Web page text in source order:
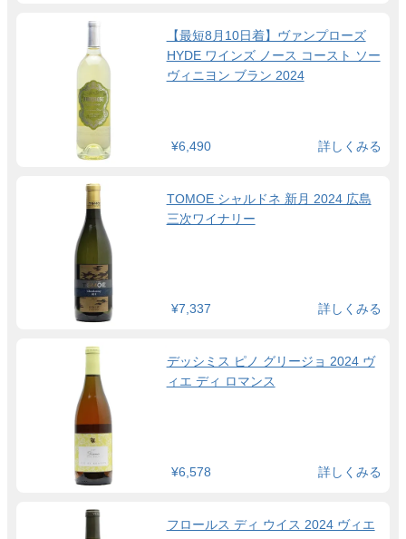
【最短8月10日着】ヴァンプローズ
HYDE ワインズ ノース コースト ソー
ヴィニヨン ブラン 2024
¥6,490 詳しくみる
TOMOE シャルドネ 新月 2024 広島
三次ワイナリー
¥7,337 詳しくみる
デッシミス ピノ グリージョ 2024 ヴ
ィエ ディ ロマンス
¥6,578 詳しくみる
フロールス ディ ウイス 2024 ヴィエ